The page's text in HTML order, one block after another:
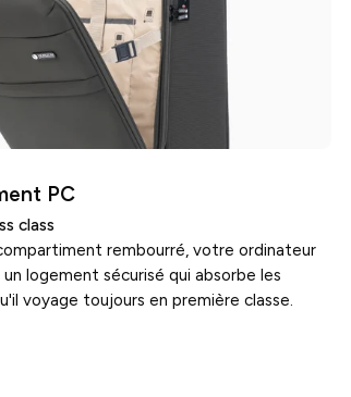
PC
class
rembourré, votre ordinateur
logement sécurisé qui absorbe les
voyage toujours en première classe.